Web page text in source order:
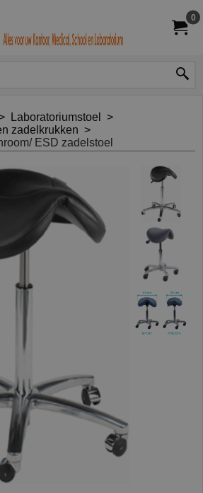
0
Laboratoriumstoel
>
zadelkrukken >
ESD zadelstoel